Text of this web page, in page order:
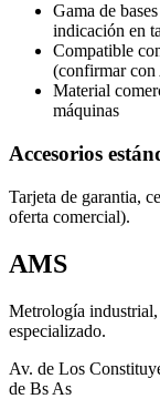
Gama de
indicación en
Compatible
(confirmar
Material
máquinas
Accesorios
Tarjeta de garantia,
oferta comercial).
AMS
Metrología
especializado.
Av. de Los
de Bs As